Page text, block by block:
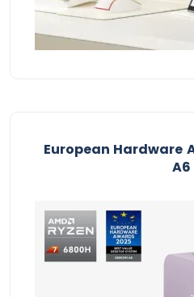
European Hardware
A6